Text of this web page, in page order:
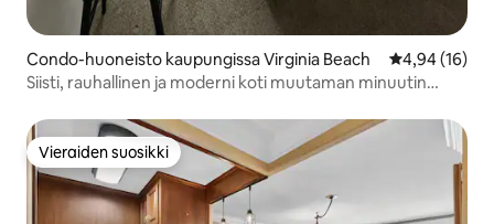
Condo-huoneisto kaupungissa Virginia Beach
4,94 (16)
Siisti, rauhallinen ja moderni koti muutaman minuutin
Vieraiden suosikki
Vieraiden suosikki